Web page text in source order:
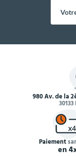
980 Av. de la
30133
Paiement
en